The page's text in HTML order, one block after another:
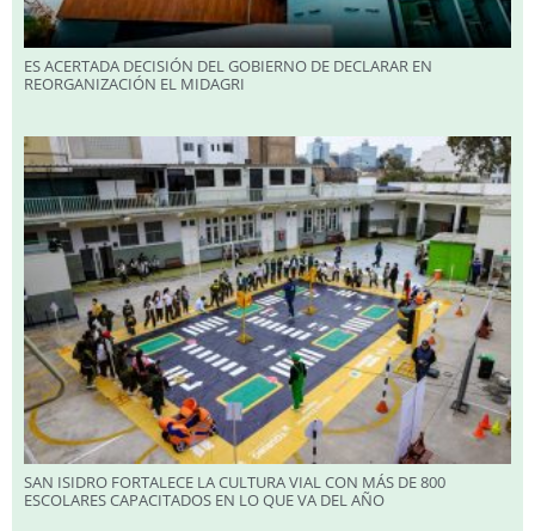
ES ACERTADA DECISIÓN DEL GOBIERNO DE DECLARAR EN
REORGANIZACIÓN EL MIDAGRI
SAN ISIDRO FORTALECE LA CULTURA VIAL CON MÁS DE 800
ESCOLARES CAPACITADOS EN LO QUE VA DEL AÑO